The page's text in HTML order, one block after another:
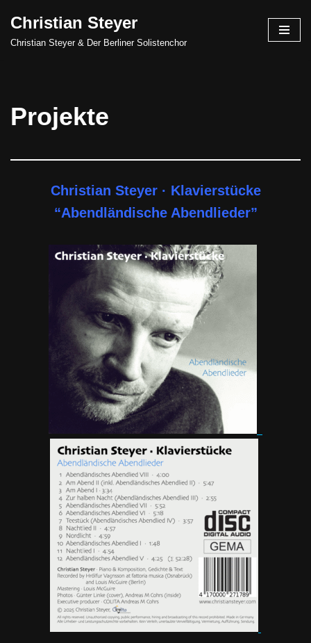
Skip
Christian Steyer
Christian Steyer & Der Berliner Solistenchor
Projekte
Christian Steyer · Klavierstücke
“Abendländische Abendlieder”